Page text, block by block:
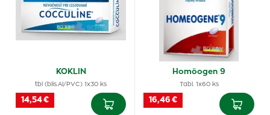
KOKLIN
tbl (blis.Al/PVC) 1x30 ks
14,54 €
Homöogen 9
Tabl. 1x60 ks
16,46 €